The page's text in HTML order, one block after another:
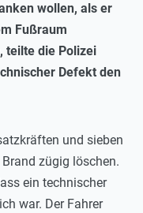
wollen, als er
Fußraum
teilte die Polizei
Defekt den
und sieben
zügig löschen.
ein technischer
war. Der Fahrer